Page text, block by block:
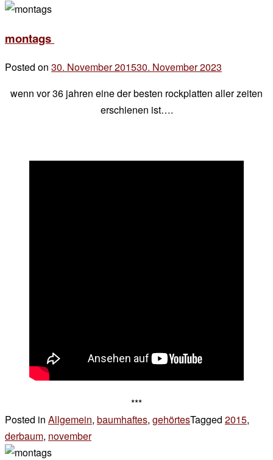
montags
Posted on 30. November 201530. November 2023
chef
wenn vor 36 jahren eine der besten rockplatten aller zeiten
erschienen ist….
***
Posted in Allgemein, baumhaftes, gehörtesTagged 2015,
derbaum, november1